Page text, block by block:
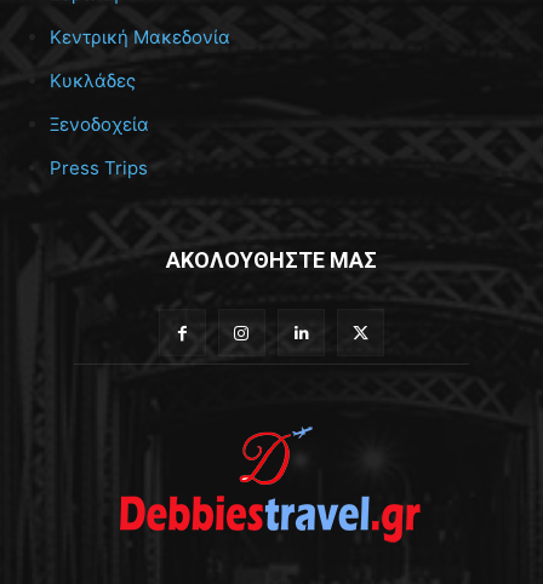
Κεντρική Μακεδονία
Κυκλάδες
Ξενοδοχεία
Press Trips
ΑΚΟΛΟΥΘΗΣΤΕ ΜΑΣ